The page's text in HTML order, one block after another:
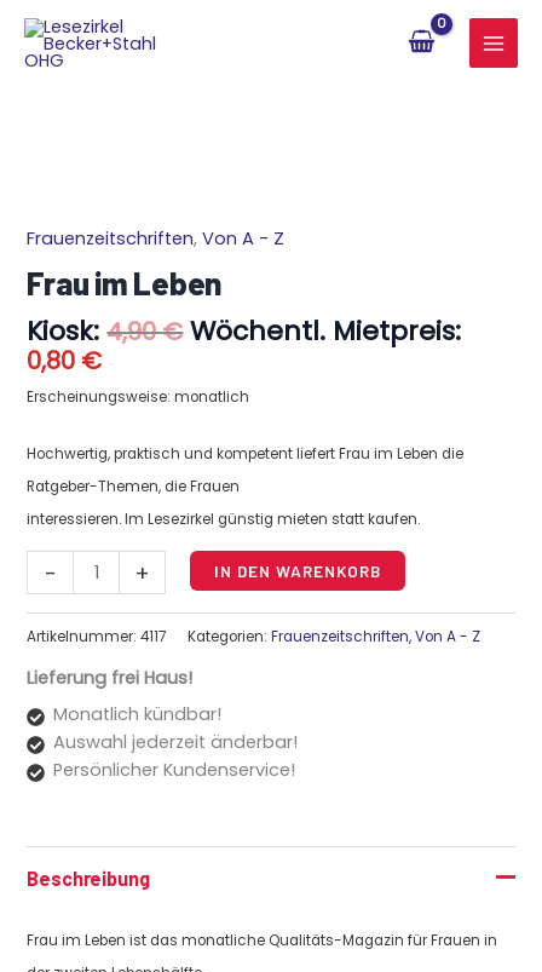
Zum
Inhalt
springen
Frauenzeitschriften,Von A - Z
Frau im Leben
Kiosk: 4,90€
Ursprünglicher
Preis
war:
4,90 €
Wöchentl. Mietpreis:
0,80 €
Aktueller
Preis
ist:
0,80 €.
Erscheinungsweise: monatlich
Hochwertig, praktisch und kompetent liefert Frau im Leben die
Ratgeber-Themen, die Frauen
interessieren. Im Lesezirkel günstig mieten statt kaufen.
-
Frau
im
Leben
Menge
+ IN DEN WARENKORB
Artikelnummer:4117 Kategorien:Frauenzeitschriften,Von A - Z
Lieferung frei Haus!
Monatlich kündbar!
Auswahl jederzeit änderbar!
Persönlicher Kundenservice!
Beschreibung
Frau im Leben ist das monatliche Qualitäts-Magazin für Frauen in